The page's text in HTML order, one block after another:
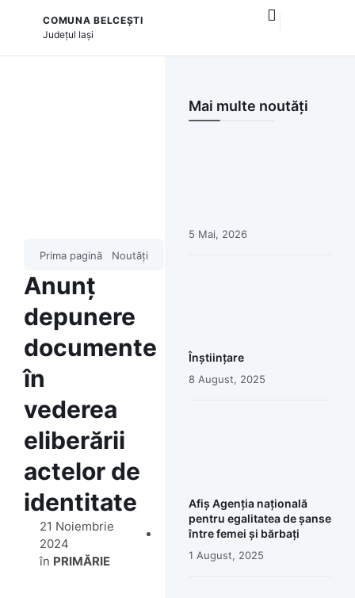
COMUNA BELCEȘTI
Județul Iași
Prima pagină Noutăți
Anunț
depunere
documente
în
vederea
eliberării
actelor de
identitate
21 Noiembrie
2024
în PRIMĂRIE
Mai multe noutăți
5 Mai, 2026
Înștiințare
8 August, 2025
Afiș Agenția națională
pentru egalitatea de șanse
între femei și bărbați
1 August, 2025